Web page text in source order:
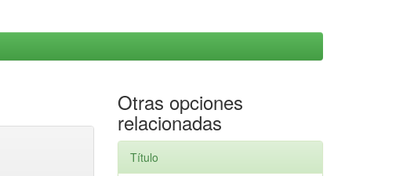
Otras opciones
relacionadas
Título